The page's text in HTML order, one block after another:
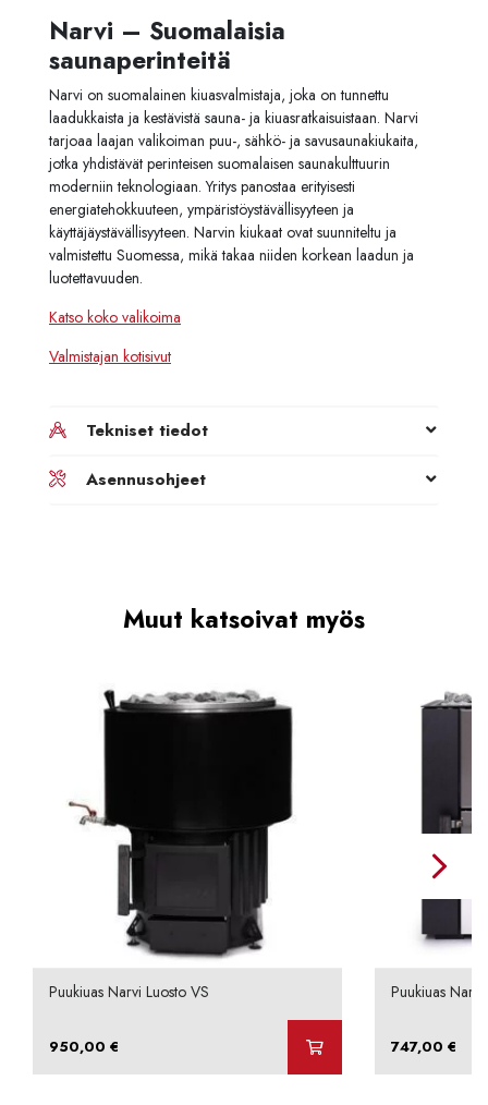
Narvi – Suomalaisia
saunaperinteitä
Narvi on suomalainen kiuasvalmistaja, joka on tunnettu
laadukkaista ja kestävistä sauna- ja kiuasratkaisuistaan. Narvi
tarjoaa laajan valikoiman puu-, sähkö- ja savusaunakiukaita,
jotka yhdistävät perinteisen suomalaisen saunakulttuurin
moderniin teknologiaan. Yritys panostaa erityisesti
energiatehokkuuteen, ympäristöystävällisyyteen ja
käyttäjäystävällisyyteen. Narvin kiukaat ovat suunniteltu ja
valmistettu Suomessa, mikä takaa niiden korkean laadun ja
luotettavuuden.
Katso koko valikoima
Valmistajan kotisivut
Tekniset tiedot
Asennusohjeet
Muut katsoivat myös
Puukiuas Narvi Luosto VS
950,00€
Puukiuas
747,00 €